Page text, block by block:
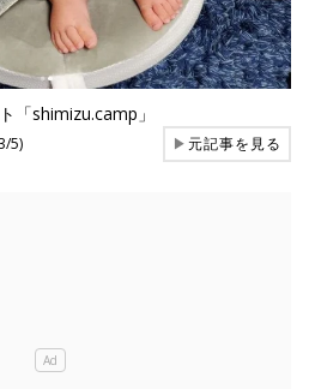
「shimizu.camp」
5) ▶元記事を見る